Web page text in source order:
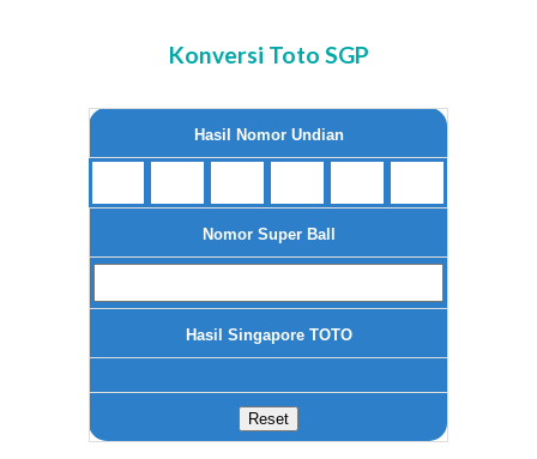
Konversi Toto SGP
Hasil Nomor Undian
Nomor Super Ball
Hasil Singapore TOTO